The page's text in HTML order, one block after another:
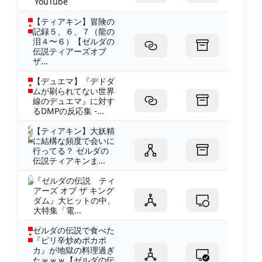
【ティアキン】冒険の
記録５、６、７（龍の
泪４〜６）【ゼルダの
伝説ティアーズオブ
ザ...
【デュエマ】『デドダ
ムが刷られてない世界
線のデュエマ』に対す
るDMPの反応集 -...
【ティアキン】大妖精
に結構な頻度で会いに
行ってる？ ゼルダの
伝説ティアキンま...
『ゼルダの伝説 ティ
アーズ オブ ザ キング
ダム』大ヒットの中、
大特集「電...
ゼルダの伝説で食べた
『ピリ辛炒めポカポ
カ』が地獄の料理過ぎ